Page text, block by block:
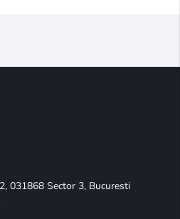
031868 Sector 3, Bucuresti